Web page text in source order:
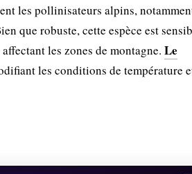
les pollinisateurs alpins,
que robuste, cette espèce est
les zones de montagne. Le
les conditions de température